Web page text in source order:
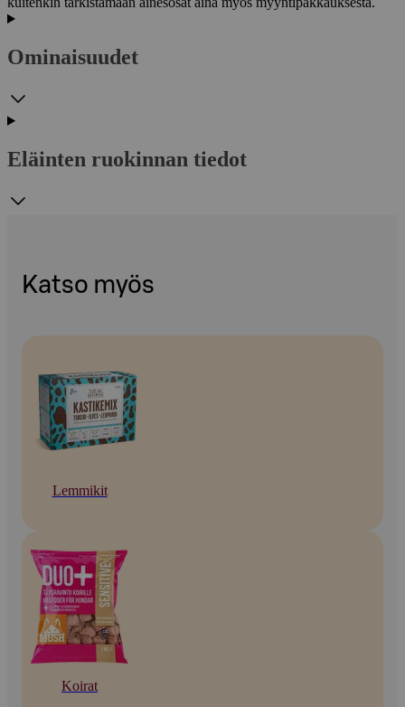
Ominaisuudet
Eläinten ruokinnan tiedot
Katso myös
Lemmikit
Koirat